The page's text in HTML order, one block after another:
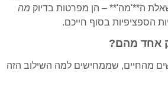
ה**'מה'** – הן מפרטות בדיוק מה
הספציפיות בסוף חייכם.
אחד מהם?
מהחיים, שממחישים למה השילוב הזה